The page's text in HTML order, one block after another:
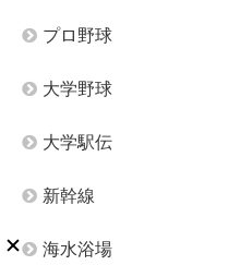
プロ野球
大学野球
大学駅伝
新幹線
海水浴場